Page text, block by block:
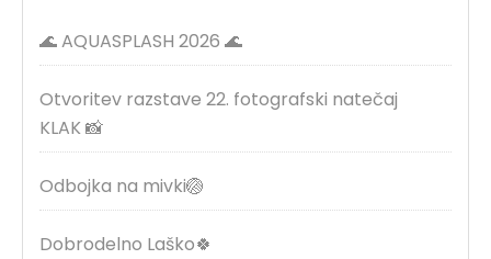
🌊 AQUASPLASH 2026 🌊
Otvoritev razstave 22. fotografski natečaj
KLAK 📸
Odbojka na mivki🏐
Dobrodelno Laško🍀